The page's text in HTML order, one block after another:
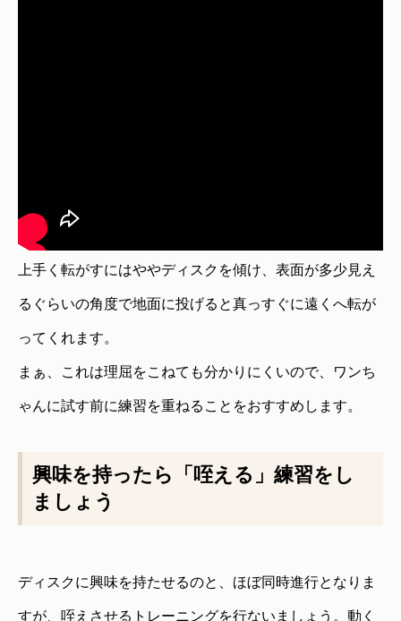
上手く転がすにはややディスクを傾け、表面が多少見え
るぐらいの角度で地面に投げると真っすぐに遠くへ転が
ってくれます。
まぁ、これは理屈をこねても分かりにくいので、ワンち
ゃんに試す前に練習を重ねることをおすすめします。
興味を持ったら「咥える」練習をし
ましょう
ディスクに興味を持たせるのと、ほぼ同時進行となりま
すが、咥えさせるトレーニングを行ないましょう。動く